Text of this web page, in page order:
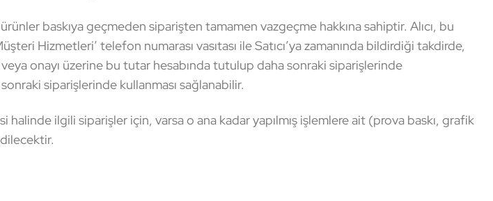
baskıya geçmeden siparişten tamamen vazgeçme hakkına sahiptir. Alıcı, bu
Hizmetleri’ telefon numarası vasıtası ile Satıcı’ya zamanında bildirdiği takdirde,
onayı üzerine bu tutar hesabında tutulup daha sonraki siparişlerinde
siparişlerinde kullanması sağlanabilir.
ilgili siparişler için, varsa o ana kadar yapılmış işlemlere ait (prova baskı, grafik